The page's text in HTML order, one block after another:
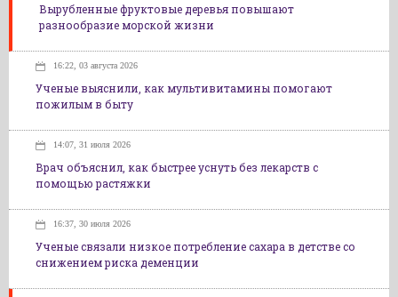
Вырубленные фруктовые деревья повышают
разнообразие морской жизни
16:22, 03 августа 2026
Ученые выяснили, как мультивитамины помогают
пожилым в быту
14:07, 31 июля 2026
Врач объяснил, как быстрее уснуть без лекарств с
помощью растяжки
16:37, 30 июля 2026
Ученые связали низкое потребление сахара в детстве со
снижением риска деменции